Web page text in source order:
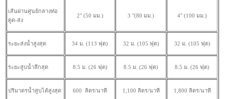
เส้นผ่านศูนย์กลางท่อ
ดูด-ส่ง
2" (50 มม.) 3 "(80 มม.) 4" (100 มม.)
ระยะส่งน้ำสูงสุด 34 ม. (113 ฟุต) 32 ม. (105 ฟุต) 32 ม. (105 ฟุต)
ระยะสูบน้ำลึกสุด 8.5 ม. (26 ฟุต) 8.5 ม. (26 ฟุต) 8.5 ม. (26 ฟุต)
ปริมาตรน้ำสูบได้สูงสุด 600 ลิตร/นาที 1,100 ลิตร/นาที 1,800 ลิตร/นาที